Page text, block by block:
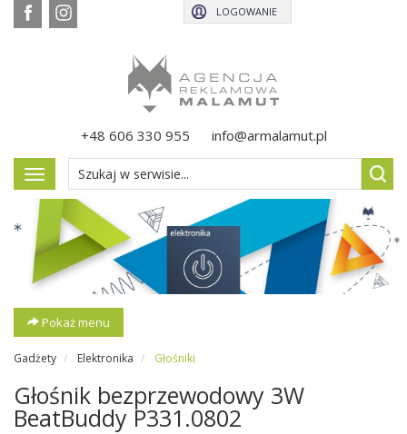
+48 606 330 955 info@armalamut.pl
LOGOWANIE
Pokaż
menu
Pokaż menu
Gadżety Elektronika Głośniki
Głośnik bezprzewodowy 3W
BeatBuddy P331.0802